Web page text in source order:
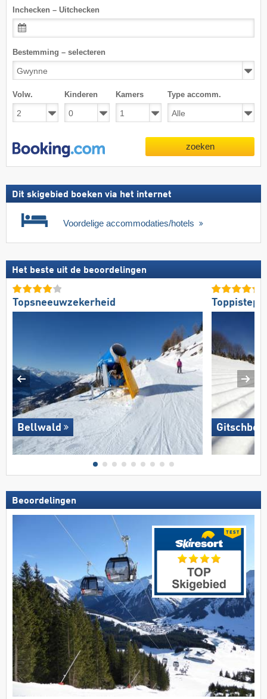
Inchecken – Uitchecken
Bestemming – selecteren
Volw. Kinderen Kamers Type accomm.
zoeken
Dit skigebied boeken via het internet
Voordelige accommodaties/hotels
Het beste uit de beoordelingen
Topsneeuwzekerheid
Bellwald
Beoordelingen